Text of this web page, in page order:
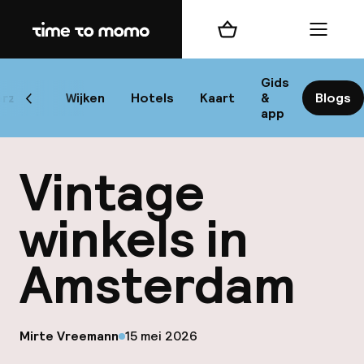
Home
Wijken Hotels Kaart
Gids
&
app
Blogs
Scroll naar links
Winkelmand Menu
Vintage
winkels in
Amsterdam
Gepubliceerd door
Mirte Vreemann op
15 mei 2026